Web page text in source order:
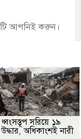
আপনিই করুন।
সরিয়ে ১৯
অধিকাংশই নারী